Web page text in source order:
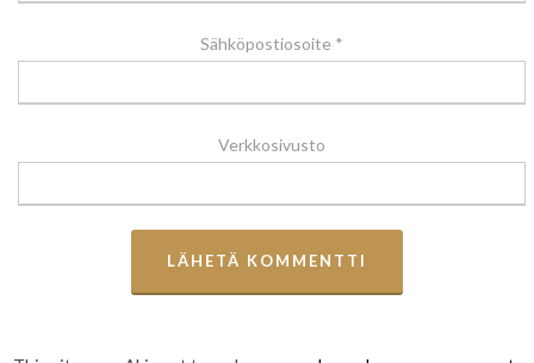
Sähköpostiosoite *
Verkkosivusto